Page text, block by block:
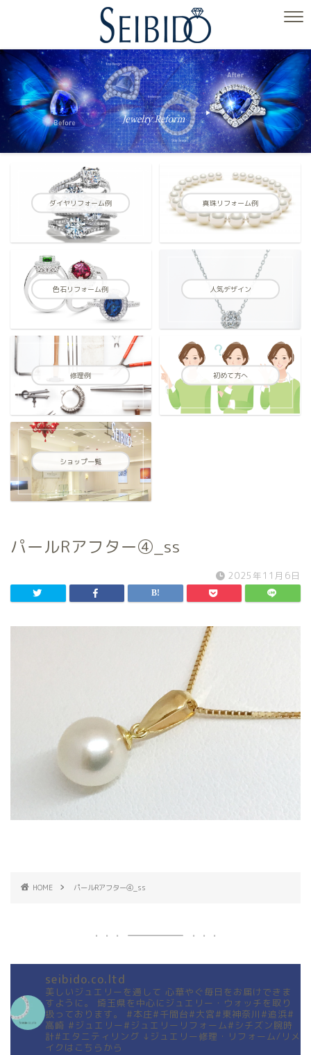
ダイヤリフォーム例 真珠リフォーム例
色石リフォーム例 人気デザイン
修理例 初めて方へ
ショップ一覧
パールRアフター④_ss
2025年11月6日
HOME パールRアフター④_ss
seibido.co.ltd
美しいジュエリーを通して 心華やぐ毎日をお届けできま
すように。
埼玉県を中心にジュエリー・ウォッチを取り
扱っております。
#本庄#千間台#大宮#東神奈川#追浜#
高崎 #ジュエリー#ジュエリーリフォーム#シチズン腕時
計#エタニティリング ↓ジュエリー修理・リフォーム/リメ
イクはこちらから